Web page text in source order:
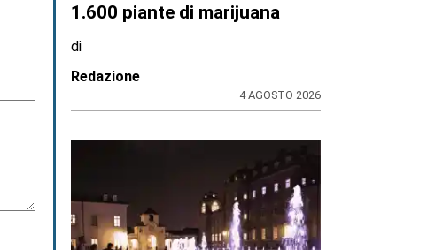
1.600 piante di marijuana
di
Redazione
4 AGOSTO 2026